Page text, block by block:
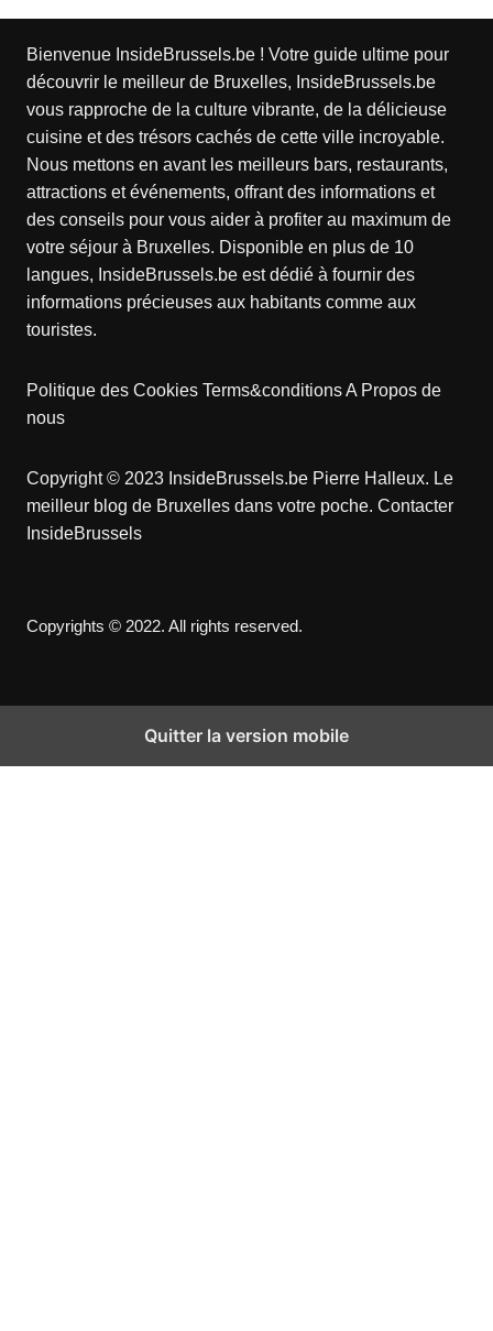
Bienvenue InsideBrussels.be ! Votre guide ultime pour
découvrir le meilleur de Bruxelles, InsideBrussels.be
vous rapproche de la culture vibrante, de la délicieuse
cuisine et des trésors cachés de cette ville incroyable.
Nous mettons en avant les meilleurs bars, restaurants,
attractions et événements, offrant des informations et
des conseils pour vous aider à profiter au maximum de
votre séjour à Bruxelles. Disponible en plus de 10
langues, InsideBrussels.be est dédié à fournir des
informations précieuses aux habitants comme aux
touristes.
Politique des Cookies Terms&conditionsA Propos de
nous
Copyright © 2023 InsideBrussels.be Pierre Halleux. Le
meilleur blog de Bruxelles dans votre poche. Contacter
InsideBrussels
Copyrights © 2022. All rights reserved.
Quitter la version mobile